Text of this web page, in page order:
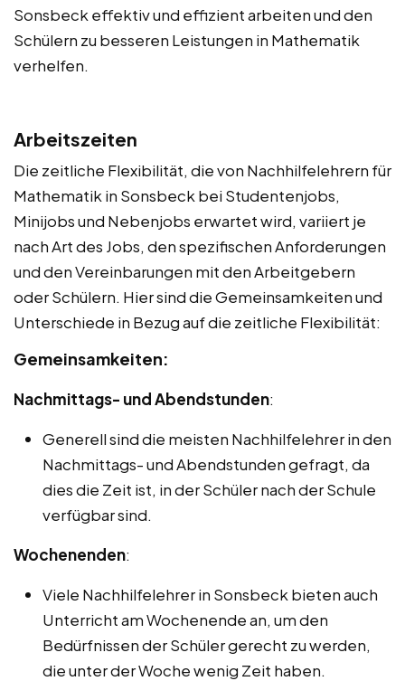
Sonsbeck effektiv und effizient arbeiten und den
Schülern zu besseren Leistungen in Mathematik
verhelfen.
Arbeitszeiten
Die zeitliche Flexibilität, die von Nachhilfelehrern für
Mathematik in Sonsbeck bei Studentenjobs,
Minijobs und Nebenjobs erwartet wird, variiert je
nach Art des Jobs, den spezifischen Anforderungen
und den Vereinbarungen mit den Arbeitgebern
oder Schülern. Hier sind die Gemeinsamkeiten und
Unterschiede in Bezug auf die zeitliche Flexibilität:
Gemeinsamkeiten:
Nachmittags- und Abendstunden:
Generell sind die meisten Nachhilfelehrer in den
Nachmittags- und Abendstunden gefragt, da
dies die Zeit ist, in der Schüler nach der Schule
verfügbar sind.
Wochenenden:
Viele Nachhilfelehrer in Sonsbeck bieten auch
Unterricht am Wochenende an, um den
Bedürfnissen der Schüler gerecht zu werden,
die unter der Woche wenig Zeit haben.